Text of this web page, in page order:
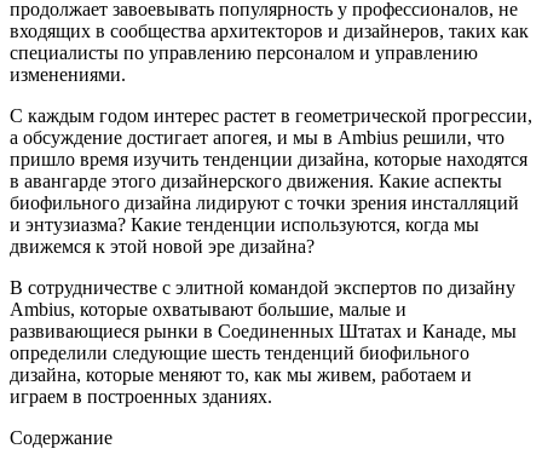
продолжает завоевывать популярность у профессионалов, не
входящих в сообщества архитекторов и дизайнеров, таких как
специалисты по управлению персоналом и управлению
изменениями.
С каждым годом интерес растет в геометрической прогрессии,
а обсуждение достигает апогея, и мы в Ambius решили, что
пришло время изучить тенденции дизайна, которые находятся
в авангарде этого дизайнерского движения. Какие аспекты
биофильного дизайна лидируют с точки зрения инсталляций
и энтузиазма? Какие тенденции используются, когда мы
движемся к этой новой эре дизайна?
В сотрудничестве с элитной командой экспертов по дизайну
Ambius, которые охватывают большие, малые и
развивающиеся рынки в Соединенных Штатах и Канаде, мы
определили следующие шесть тенденций биофильного
дизайна, которые меняют то, как мы живем, работаем и
играем в построенных зданиях.
Содержание